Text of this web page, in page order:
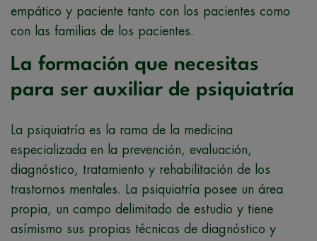
empático y paciente tanto con los pacientes como
con las familias de los pacientes.
La formación que necesitas
para ser auxiliar de psiquiatría
La psiquiatría es la rama de la medicina
especializada en la prevención, evaluación,
diagnóstico, tratamiento y rehabilitación de los
trastornos mentales. La psiquiatría posee un área
propia, un campo delimitado de estudio y tiene
asímismo sus propias técnicas de diagnóstico y